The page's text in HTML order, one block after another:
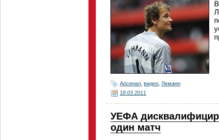
Арсенал видео Леманн
18.03.2011
УЕФА
один матч